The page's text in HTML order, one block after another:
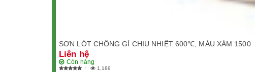
SƠN LÓT CHỐNG GỈ CHỊU NHIỆT 600℃, MÀU XÁM 1500
Liên hệ
Còn hàng
1,189